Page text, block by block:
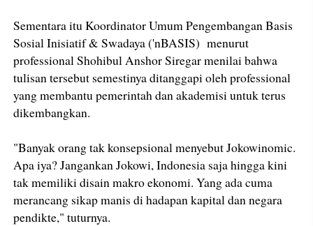
Sementara itu Koordinator Umum Pengembangan Basis
Sosial Inisiatif & Swadaya ('nBASIS) menurut
professional Shohibul Anshor Siregar menilai bahwa
tulisan tersebut semestinya ditanggapi oleh professional
yang membantu pemerintah dan akademisi untuk terus
dikembangkan.
"Banyak orang tak konsepsional menyebut Jokowinomic.
Apa iya? Jangankan Jokowi, Indonesia saja hingga kini
tak memiliki disain makro ekonomi. Yang ada cuma
merancang sikap manis di hadapan kapital dan negara
pendikte," tuturnya.